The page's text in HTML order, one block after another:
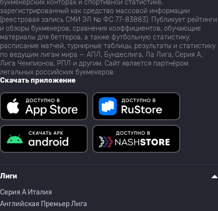
букмекерских конторах и спортивной статистике,
зарегистрированный как средство массовой информации
(реестровая запись СМИ ЭЛ № ФС 77-83883). Публикует рейтинги
и обзоры букмекеров, сравнения коэффициентов, обучающие
материалы для беттеров, а также футбольную статистику:
расписание матчей, турнирные таблицы, результаты и статистику
по ведущим лигам мира — АПЛ, Бундеслига, Ла Лига, Серия А,
Лига Чемпионов, РПЛ и другим. Сайт является партнёром
легальных российских букмекеров.
Скачать приложение
Лиги
Серия A Италия
Английская Премьер Лига